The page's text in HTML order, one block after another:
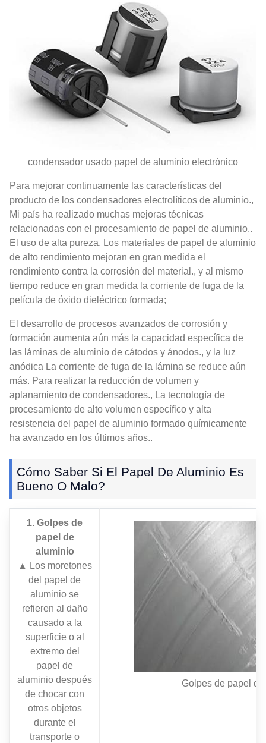
condensador usado papel de aluminio electrónico
Para mejorar continuamente las características del
producto de los condensadores electrolíticos de aluminio.,
Mi país ha realizado muchas mejoras técnicas
relacionadas con el procesamiento de papel de aluminio..
El uso de alta pureza, Los materiales de papel de aluminio
de alto rendimiento mejoran en gran medida el
rendimiento contra la corrosión del material., y al mismo
tiempo reduce en gran medida la corriente de fuga de la
película de óxido dieléctrico formada;
El desarrollo de procesos avanzados de corrosión y
formación aumenta aún más la capacidad específica de
las láminas de aluminio de cátodos y ánodos., y la luz
anódica La corriente de fuga de la lámina se reduce aún
más. Para realizar la reducción de volumen y
aplanamiento de condensadores., La tecnología de
procesamiento de alto volumen específico y alta
resistencia del papel de aluminio formado químicamente
ha avanzado en los últimos años..
Cómo Saber Si El Papel De Aluminio Es
Bueno O Malo?
1. Golpes de
papel de
aluminio
▲ Los moretones
del papel de
aluminio se
refieren al daño
causado a la
superficie o al
extremo del
papel de
aluminio después
de chocar con
otros objetos
durante el
transporte o
Golpes de papel